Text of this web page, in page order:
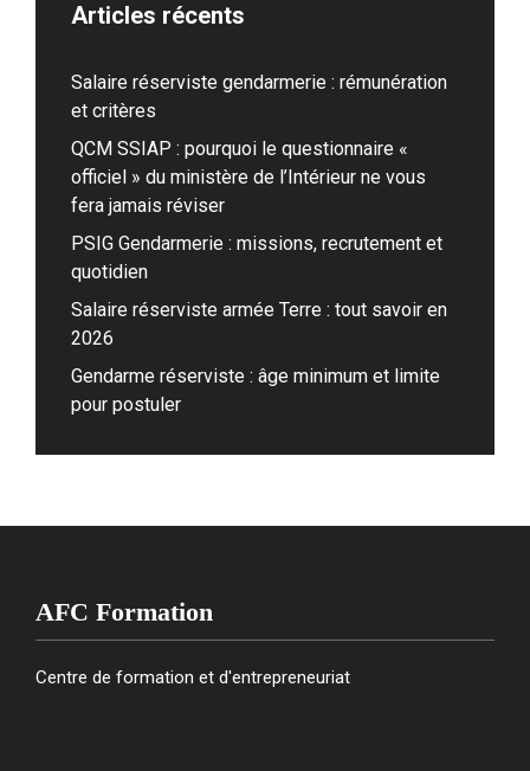
Articles récents
Salaire réserviste gendarmerie : rémunération
et critères
QCM SSIAP : pourquoi le questionnaire «
officiel » du ministère de l’Intérieur ne vous
fera jamais réviser
PSIG Gendarmerie : missions, recrutement et
quotidien
Salaire réserviste armée Terre : tout savoir en
2026
Gendarme réserviste : âge minimum et limite
pour postuler
AFC Formation
Centre de formation et d'entrepreneuriat